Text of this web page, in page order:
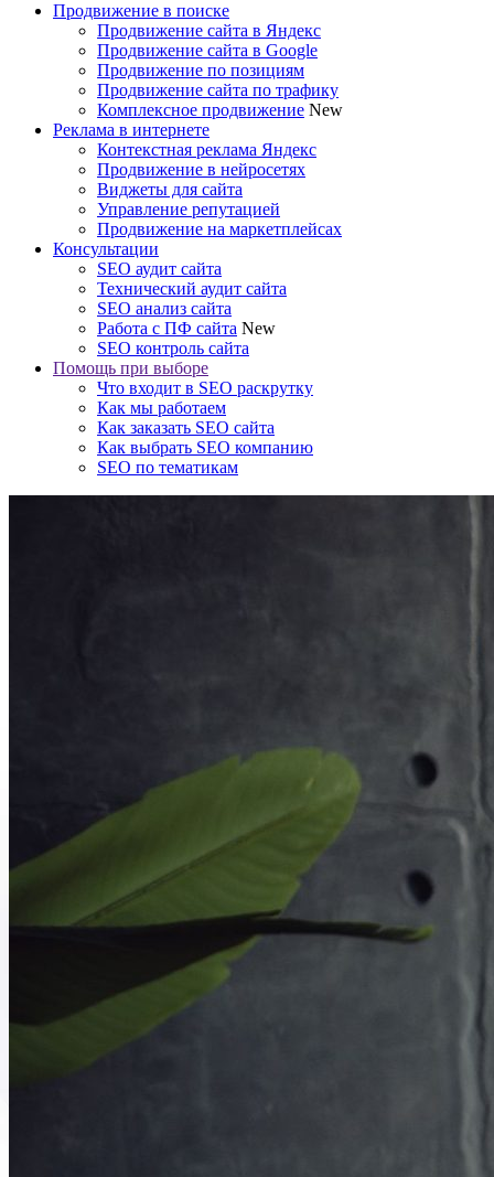
Продвижение в поиске
Продвижение сайта в Яндекс
Продвижение сайта в Google
Продвижение по позициям
Продвижение сайта по трафику
Комплексное продвижение New
Реклама в интернете
Контекстная реклама Яндекс
Продвижение в нейросетях
Виджеты для сайта
Управление репутацией
Продвижение на маркетплейсах
Консультации
SEO аудит сайта
Технический аудит сайта
SEO анализ сайта
Работа с ПФ сайта New
SEO контроль сайта
Помощь при выборе
Что входит в SEO раскрутку
Как мы работаем
Как заказать SEO сайта
Как выбрать SEO компанию
SEO по тематикам